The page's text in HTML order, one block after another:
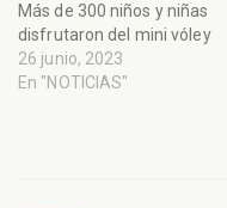
Más de 300 niños y niñas
disfrutaron del mini vóley
26 junio, 2023
En "NOTICIAS"